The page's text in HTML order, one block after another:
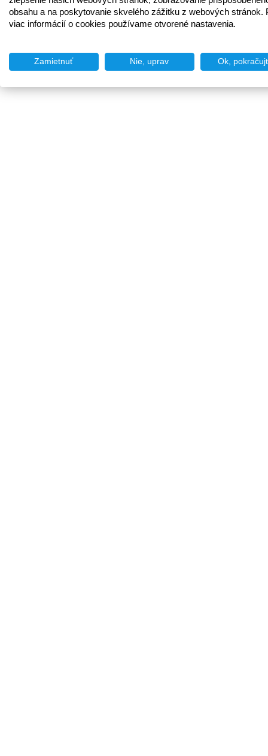
obsahu a na poskytovanie skvelého zážitku z webových stránok.
viac informácií o cookies používame otvorené nastavenia.
Zamietnuť Nie, uprav Ok,